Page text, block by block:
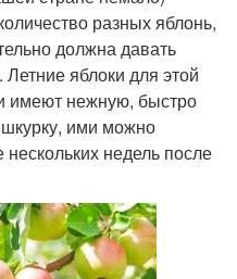
разных яблонь,
должна давать
яблоки для этой
имеют нежную, быстро
ими можно
недель после